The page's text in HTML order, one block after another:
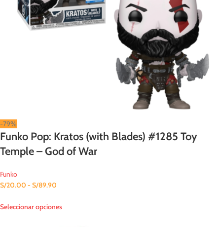
-79%
Funko Pop: Kratos (with Blades) #1285 Toy
Temple – God of War
Funko
S/20.00 - S/89.90
Seleccionar opciones